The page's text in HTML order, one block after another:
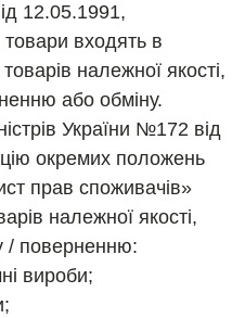
12.05.1991,
входять в
належної якості,
або обміну.
України №172 від
окремих положень
прав споживачів»
належної якості,
/ поверненню:
вироби;